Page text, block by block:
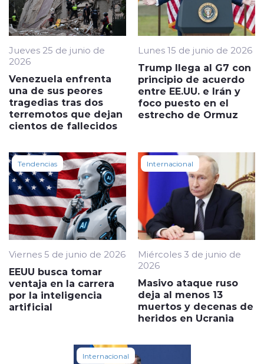
Jueves 25 de junio de
2026
Venezuela enfrenta
una de sus peores
tragedias tras dos
terremotos que dejan
cientos de fallecidos
Lunes 15 de junio de 2026
Trump llega al G7 con
principio de acuerdo
entre EE.UU. e Irán y
foco puesto en el
estrecho de Ormuz
Tendencias
Viernes 5 de junio de 2026
EEUU busca tomar
ventaja en la carrera
por la inteligencia
artificial
Internacional
Miércoles 3 de junio de
2026
Masivo ataque ruso
deja al menos 13
muertos y decenas de
heridos en Ucrania
Internacional